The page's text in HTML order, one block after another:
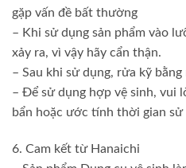
gặp vấn đề bất thường
– Khi sử dụng sản phẩm vào
xảy ra, vì vậy hãy cẩn thận.
– Sau khi sử dụng, rửa kỹ
– Để sử dụng hợp vệ sinh, vui
bẩn hoặc ước tính thời gian sử
6. Cam kết từ Hanaichi